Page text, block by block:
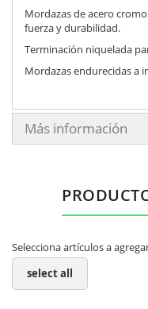
Mordazas de acero
fuerza y durabilidad.
Terminación niquelada
Mordazas endurecidas a
Más información
Selecciona artículos a
select all